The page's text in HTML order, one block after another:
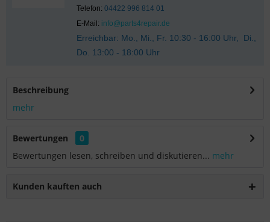
Telefon: 04422 996 814 01
E-Mail: info@parts4repair.de
Erreichbar: Mo., Mi., Fr. 10:30 - 16:00 Uhr, Di.,
Do. 13:00 - 18:00 Uhr
Beschreibung
mehr
Bewertungen
0
Bewertungen lesen, schreiben und diskutieren... mehr
Kunden kauften auch